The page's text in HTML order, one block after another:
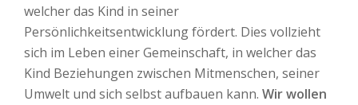
welcher das Kind in seiner
Persönlichkeitsentwicklung fördert. Dies vollzieht
sich im Leben einer Gemeinschaft, in welcher das
Kind Beziehungen zwischen Mitmenschen, seiner
Umwelt und sich selbst aufbauen kann. Wir wollen